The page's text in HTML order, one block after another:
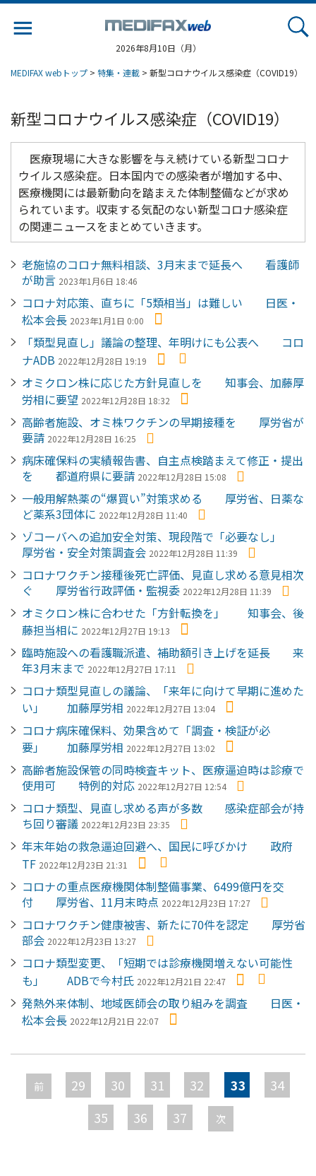
2026年8月10日（月）
MEDIFAX webトップ > 特集・連載 > 新型コロナウイルス感染症（COVID19）
新型コロナウイルス感染症（COVID19）
医療現場に大きな影響を与え続けている新型コロナ
ウイルス感染症。日本国内での感染者が増加する中、
医療機関には最新動向を踏まえた体制整備などが求め
られています。収束する気配のない新型コロナ感染症
の関連ニュースをまとめていきます。
老施協のコロナ無料相談、3月末まで延長へ 看護師
が助言 2023年1月6日 18:46
コロナ対応策、直ちに「5類相当」は難しい 日医・
松本会長 2023年1月1日 0:00
「類型見直し」議論の整理、年明けにも公表へ コロ
ナADB 2022年12月28日 19:19
オミクロン株に応じた方針見直しを 知事会、加藤厚
労相に要望 2022年12月28日 18:32
高齢者施設、オミ株ワクチンの早期接種を 厚労省が
要請 2022年12月28日 16:25
病床確保料の実績報告書、自主点検踏まえて修正・提出
を 都道府県に要請 2022年12月28日 15:08
一般用解熱薬の“爆買い”対策求める 厚労省、日薬な
ど薬系3団体に 2022年12月28日 11:40
ゾコーバへの追加安全対策、現段階で「必要なし」
厚労省・安全対策調査会 2022年12月28日 11:39
コロナワクチン接種後死亡評価、見直し求める意見相次
ぐ 厚労省行政評価・監視委 2022年12月28日 11:39
オミクロン株に合わせた「方針転換を」 知事会、後
藤担当相に 2022年12月27日 19:13
臨時施設への看護職派遣、補助額引き上げを延長 来
年3月末まで 2022年12月27日 17:11
コロナ類型見直しの議論、「来年に向けて早期に進めた
い」 加藤厚労相 2022年12月27日 13:04
コロナ病床確保料、効果含めて「調査・検証が必
要」 加藤厚労相 2022年12月27日 13:02
高齢者施設保管の同時検査キット、医療逼迫時は診療で
使用可 特例的対応 2022年12月27日 12:54
コロナ類型、見直し求める声が多数 感染症部会が持
ち回り審議 2022年12月23日 23:35
年末年始の救急逼迫回避へ、国民に呼びかけ 政府
TF 2022年12月23日 21:31
コロナの重点医療機関体制整備事業、6499億円を交
付 厚労省、11月末時点 2022年12月23日 17:27
コロナワクチン健康被害、新たに70件を認定 厚労省
部会 2022年12月23日 13:27
コロナ類型変更、「短期では診療機関増えない可能性
も」 ADBで今村氏 2022年12月21日 22:47
発熱外来体制、地域医師会の取り組みを調査 日医・
松本会長 2022年12月21日 22:07
ペ
ー
ジ
前 29 30 31 32 33
34
35
36 37 次